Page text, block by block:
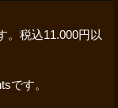
。税込11.000円以
です。